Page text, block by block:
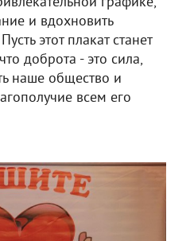
и вдохновить
этот плакат станет
доброта - это сила,
наше общество и
всем его